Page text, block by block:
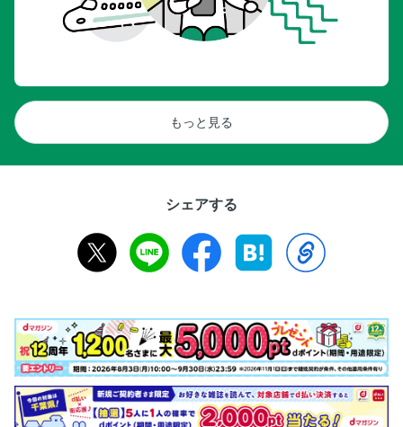
もっと見る
シェアする